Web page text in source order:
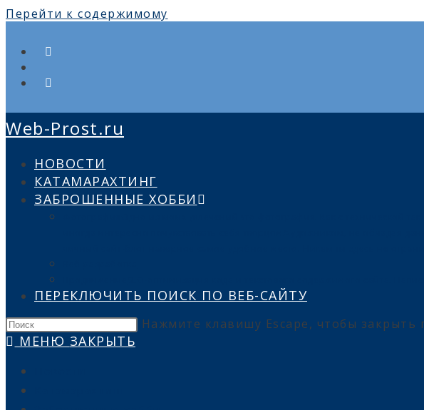
Перейти к содержимому
Web-Prost.ru
НОВОСТИ
КАТАМАРАХТИНГ
ЗАБРОШЕННЫЕ ХОББИ
Одно из моих увлечений это фотография. Как с технической
иногда интересно почувствовать себя творцом/художником, не обладая
ПЕРЕКЛЮЧИТЬ ПОИСК ПО ВЕБ-САЙТУ
Нажмите клавишу Escape, чтобы закрыть
МЕНЮ ЗАКРЫТЬ